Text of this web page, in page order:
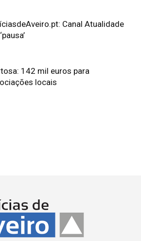
Canal Atualidade
142 mil euros para
locais